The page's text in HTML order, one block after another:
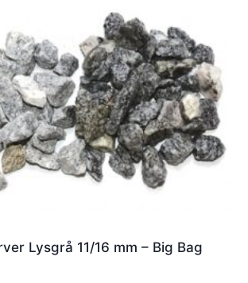
Lysgrå 11/16 mm – Big Bag